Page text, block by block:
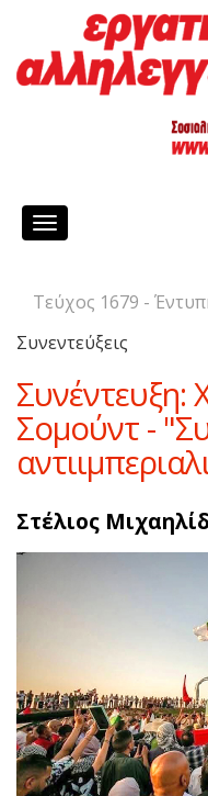
Toggle
Τεύχος 1679 -
Συνεντεύξεις
Συνέντευξη:
Σομούντ -
Στέλιος